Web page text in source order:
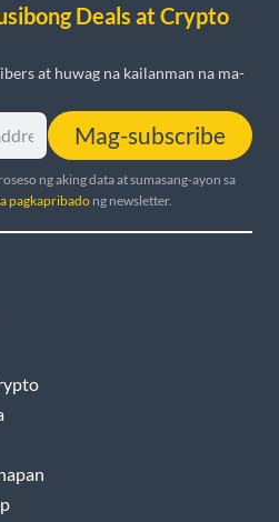
Deals at Crypto
at huwag na kailanman na ma-
Mag-subscribe
ng aking data at sumasang-ayon sa
pagkapribado ng newsletter.